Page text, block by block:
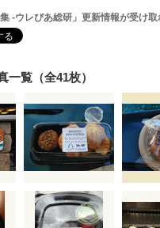
集 -ウレぴあ総研」更新情報が受け
一覧（全41枚）